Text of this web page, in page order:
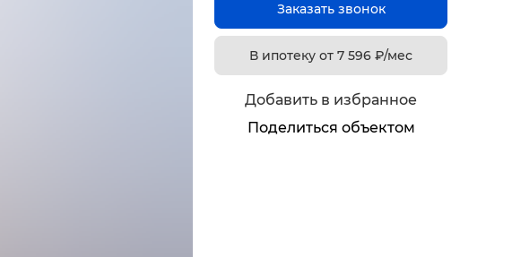
Заказать звонок
В ипотеку от 7 596₽/мес
Добавить в избранное
Поделиться объектом